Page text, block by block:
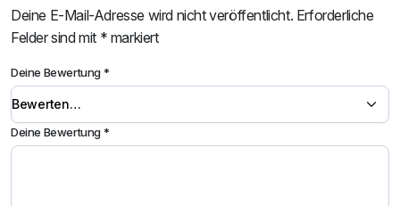
Deine E-Mail-Adresse wird nicht veröffentlicht. Erforderliche
Felder sind mit * markiert
Deine Bewertung*
Deine Bewertung*